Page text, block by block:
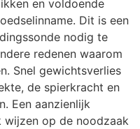
en voldoende
Dit is een
nodig te
redenen waarom
Snel gewichtsverlies
de spierkracht en
Een aanzienlijk
wijzen op de noodzaak